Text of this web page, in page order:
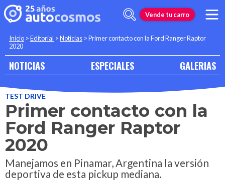
Vende tu carro
Inicio >Editorial >Noticias >Primer contacto con la Ford Ranger Raptor
2020
NOTICIAS ESPECIALES GALERIAS
TEST DRIVE
Primer contacto con la
Ford Ranger Raptor
2020
Manejamos en Pinamar, Argentina la versión
deportiva de esta pickup mediana.